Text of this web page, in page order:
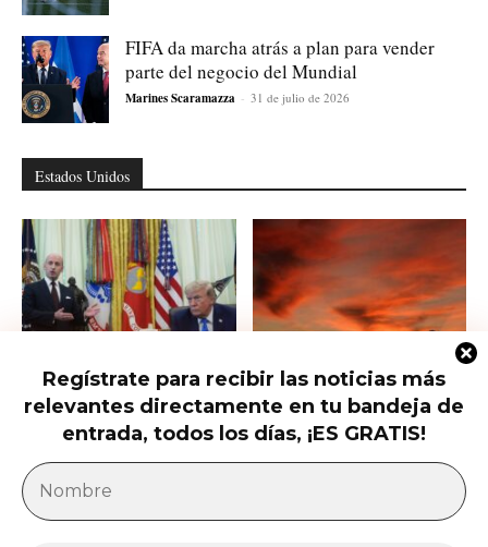
Regístrate para recibir las noticias más
relevantes directamente en tu bandeja de
entrada, todos los días, ¡ES GRATIS!
FIFA da marcha atrás a plan para vender
parte del negocio del Mundial
Marines Scaramazza - 31 de julio de 2026
Estados Unidos
Trump firma nuevas órdenes para
restringir la ciudadanía por
nacimiento
Trump presiona al Senado para
aprobar el horario de verano
permanente...
América Latina